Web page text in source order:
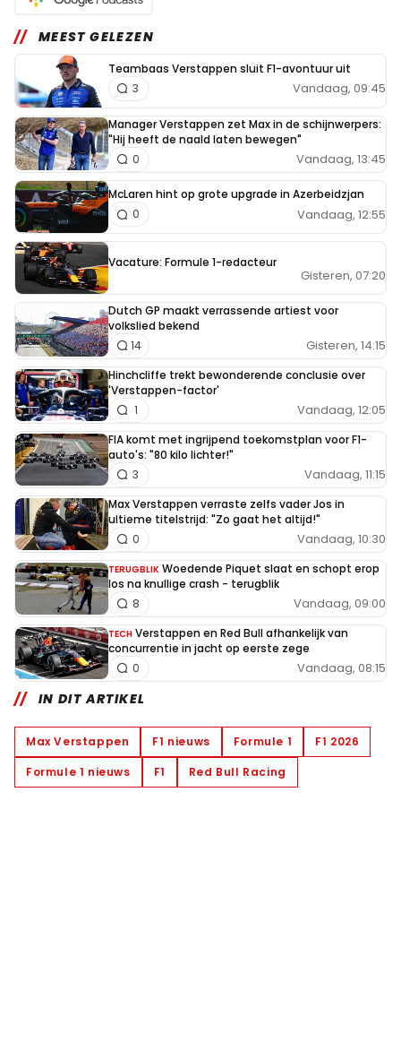
MEEST GELEZEN
Teambaas Verstappen sluit F1-avontuur uit
Vandaag, 09:45
3
Manager Verstappen zet Max in de schijnwerpers:
"Hij heeft de naald laten bewegen"
Vandaag, 13:45
0
McLaren hint op grote upgrade in Azerbeidzjan
Vandaag, 12:55
0
Vacature: Formule 1-redacteur
Gisteren, 07:20
Dutch GP maakt verrassende artiest voor
volkslied bekend
Gisteren, 14:15
14
Hinchcliffe trekt bewonderende conclusie over
'Verstappen-factor'
Vandaag, 12:05
1
FIA komt met ingrijpend toekomstplan voor F1-
auto's: "80 kilo lichter!"
Vandaag, 11:15
3
Max Verstappen verraste zelfs vader Jos in
ultieme titelstrijd: "Zo gaat het altijd!"
Vandaag, 10:30
0
TERUGBLIK Woedende Piquet slaat en schopt erop
los na knullige crash - terugblik
Vandaag, 09:00
8
TECH Verstappen en Red Bull afhankelijk van
concurrentie in jacht op eerste zege
Vandaag, 08:15
0
IN DIT ARTIKEL
Max Verstappen F1 nieuws Formule 1
F1 2026
Formule 1 nieuws
F1 Red Bull Racing